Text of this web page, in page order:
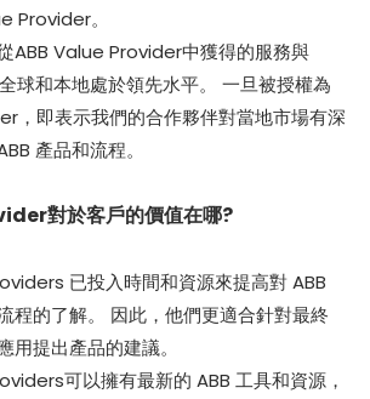
Provider。
ABB Value Provider中獲得的服務與
球和本地處於領先水平。 一旦被授權為
，即表示我們的合作夥伴對當地市場有深
產品和流程。
對於客戶的價值在哪?
已投入時間和資源來提高對 ABB
程的了解。 因此，他們更適合針對最終
用提出產品的建議。
可以擁有最新的 ABB 工具和資源，